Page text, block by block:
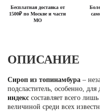
Бесплатная доставка от
1500₽ по Москве и части
МО
ОПИСАНИЕ
Сироп из топинамбура –
подсластитель, особенно, для
индекс составляет всего лишь
величиной среди всех